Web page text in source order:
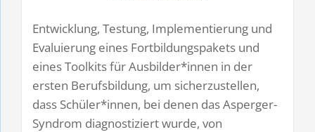
Entwicklung, Testung, Implementierung und
Evaluierung eines Fortbildungspakets und
eines Toolkits für Ausbilder*innen in der
ersten Berufsbildung, um sicherzustellen,
dass Schüler*innen, bei denen das Asperger-
Syndrom diagnostiziert wurde, von